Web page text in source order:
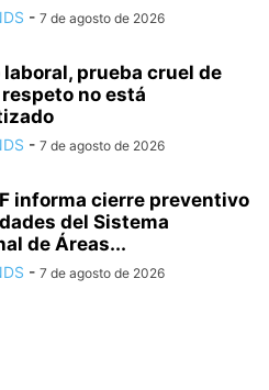
- 7 de agosto de 2026
laboral, prueba cruel de
no está
- 7 de agosto de 2026
informa cierre preventivo
del Sistema
de Áreas...
- 7 de agosto de 2026